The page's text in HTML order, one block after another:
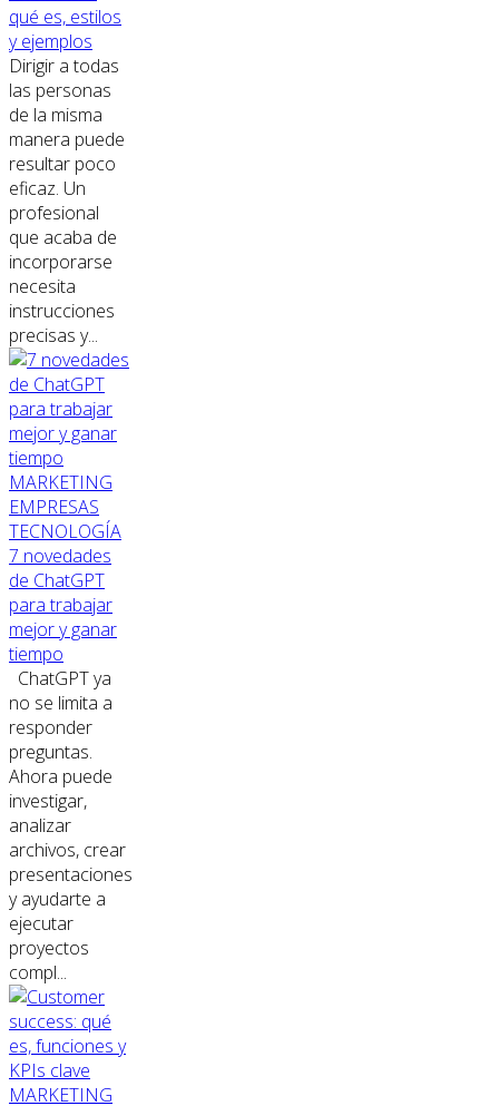
qué es, estilos
y ejemplos
Dirigir a todas
las personas
de la misma
manera puede
resultar poco
eficaz. Un
profesional
que acaba de
incorporarse
necesita
instrucciones
precisas y...
MARKETING
EMPRESAS
TECNOLOGÍA
7 novedades
de ChatGPT
para trabajar
mejor y ganar
tiempo
ChatGPT ya
no se limita a
responder
preguntas.
Ahora puede
investigar,
analizar
archivos, crear
presentaciones
y ayudarte a
ejecutar
proyectos
compl...
MARKETING